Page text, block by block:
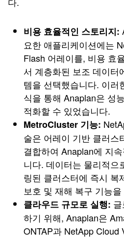
비용 효율적인 스토리지:
요한 애플리케이션에는
Flash 어레이를, 비용 효
서 계층화된 보조 데이터
템을 선택했습니다. 이러
식을 통해 Anaplan은 성
적화할 수 있었습니다.
MetroCluster 기능:
술은 어레이 기반 클러스
결합하여 Anaplan에 지
니다. 데이터는 물리적으
링된 클러스터에 즉시 복
보호 및 재해 복구 기능
클라우드 규모로 실행:
하기 위해, Anaplan은
ONTAP과 NetApp Cloud